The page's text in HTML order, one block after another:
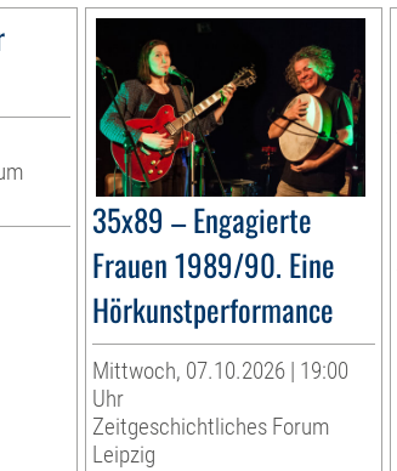
35x89 – Engagierte
Frauen 1989/90. Eine
Hörkunstperformance
Mittwoch, 07.10.2026 | 19:00
Uhr
Zeitgeschichtliches Forum
Leipzig